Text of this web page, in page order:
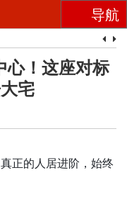
导航
心！这座对标
宅
正的人居进阶，始终